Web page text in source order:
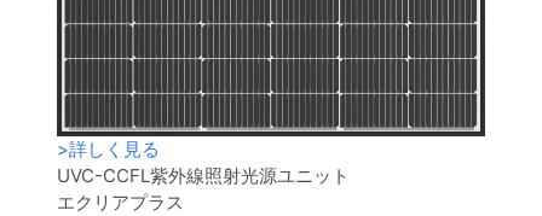
>詳しく見る
UVC-CCFL紫外線照射光源ユニット
エクリアプラス